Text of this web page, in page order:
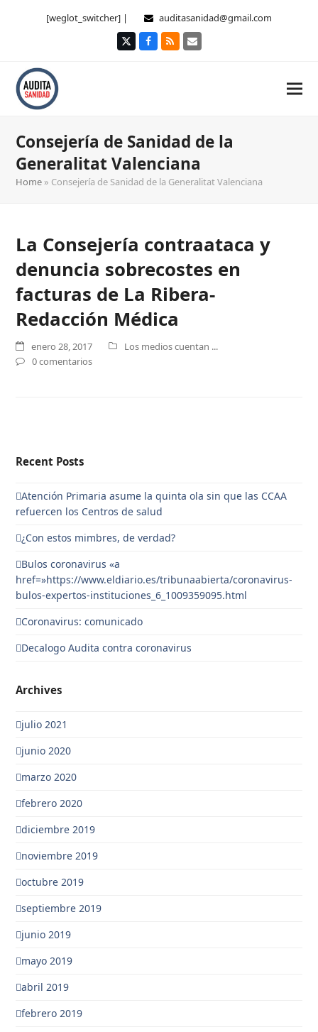
[weglot_switcher] | auditasanidad@gmail.com
TwitterFacebook
RSS Correo
Consejería de Sanidad de la
Generalitat Valenciana
Home » Consejería de Sanidad de la Generalitat Valenciana
La Consejería contraataca y
denuncia sobrecostes en
facturas de La Ribera-
Redacción Médica
enero 28, 2017
Los medios cuentan ...
0 comentarios
Recent Posts
Atención Primaria asume la quinta ola sin que las CCAA
refuercen los Centros de salud
¿Con estos mimbres, de verdad?
Bulos coronavirus «a
href=»https://www.eldiario.es/tribunaabierta/coronavirus-
bulos-expertos-instituciones_6_1009359095.html
Coronavirus: comunicado
Decalogo Audita contra coronavirus
Archives
julio 2021
junio 2020
marzo 2020
febrero 2020
diciembre 2019
noviembre 2019
octubre 2019
septiembre 2019
junio 2019
mayo 2019
abril 2019
febrero 2019